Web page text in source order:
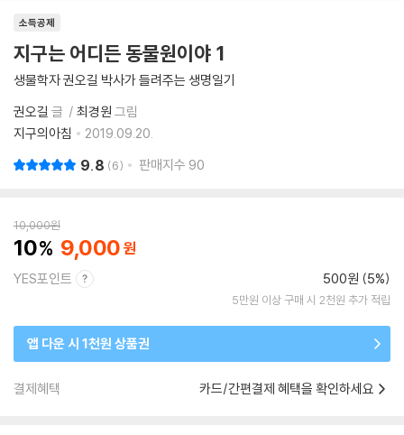
소득공제
지구는 어디든 동물원이야 1
생물학자 권오길 박사가 들려주는 생명일기
권오길 글 최경원 그림
지구의아침
2019.09.20.
9.8 6 판매지수 90
10,000원
10 9,000
YES포인트 500원 (5%)
5만원 이상 구매 시 2천원 추가 적립
앱 다운 시 1천원 상품권
결제혜택 카드/간편결제 혜택을 확인하세요